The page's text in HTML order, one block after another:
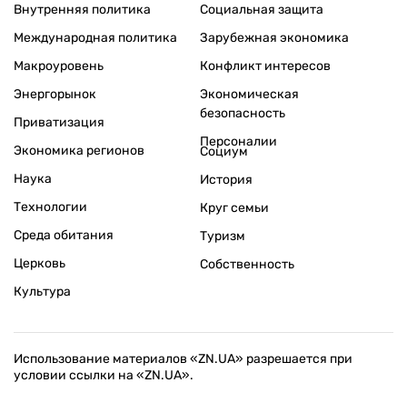
Внутренняя политика
Международная политика
Макроуровень
Энергорынок
Приватизация
Экономика регионов
Социальная защита
Зарубежная экономика
Конфликт интересов
Экономическая
безопасность
Персоналии
Наука
Технологии
Среда обитания
Церковь
Культура
Социум
История
Круг семьи
Туризм
Собственность
Использование материалов «ZN.UA» разрешается при
условии ссылки на «ZN.UA».